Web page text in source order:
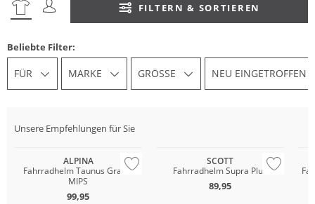
FILTERN & SORTIEREN
Beliebte Filter:
FÜR MARKE GRÖSSE NEU EINGETROFFEN
Unsere Empfehlungen für Sie
ALPINA
Fahrradhelm Taunus Gravel
MIPS
99,95
SCOTT
Fahrradhelm Supra Plus
89,95